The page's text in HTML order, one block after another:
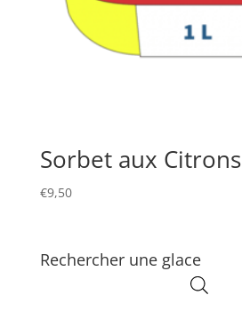
Sorbet aux Citrons
€9,50
Rechercher une glace